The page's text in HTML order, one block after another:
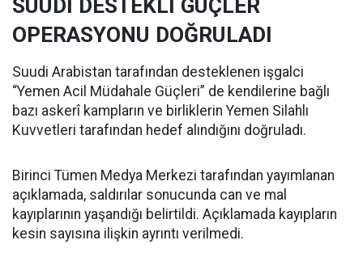
SUUDİ DESTEKLİ GÜÇLER
OPERASYONU DOĞRULADI
Suudi Arabistan tarafından desteklenen işgalci
“Yemen Acil Müdahale Güçleri” de kendilerine bağlı
bazı askerî kampların ve birliklerin Yemen Silahlı
Kuvvetleri tarafından hedef alındığını doğruladı.
Birinci Tümen Medya Merkezi tarafından yayımlanan
açıklamada, saldırılar sonucunda can ve mal
kayıplarının yaşandığı belirtildi. Açıklamada kayıpların
kesin sayısına ilişkin ayrıntı verilmedi.